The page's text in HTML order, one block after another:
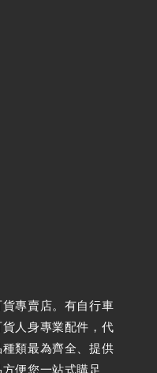
專賣店。有自行車
人身專業配件，代
類最為齊全、提供
便您一站式購足